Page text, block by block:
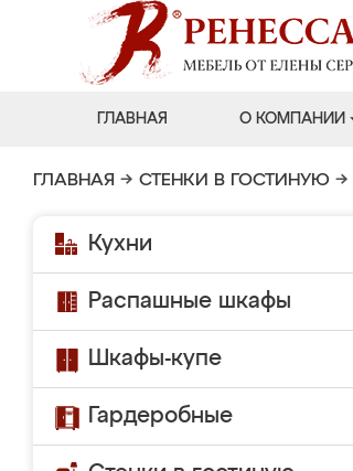
ГЛАВНАЯ О КОМПАНИИ
ГЛАВНАЯ → СТЕНКИ В ГОСТИНУЮ →
Кухни
Распашные шкафы
Шкафы-купе
Гардеробные